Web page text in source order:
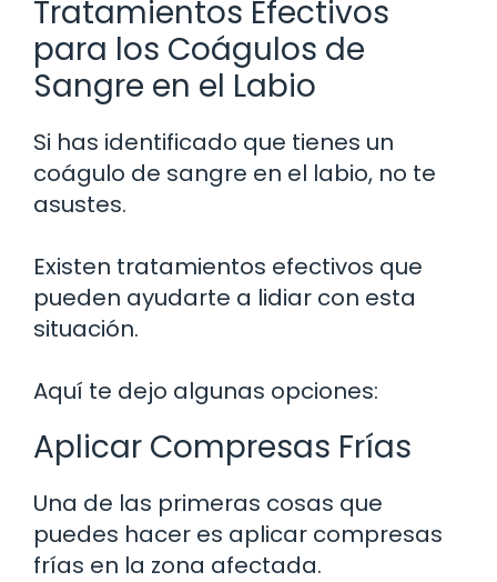
Tratamientos Efectivos
para los Coágulos de
Sangre en el Labio
Si has identificado que tienes un
coágulo de sangre en el labio, no te
asustes.
Existen tratamientos efectivos que
pueden ayudarte a lidiar con esta
situación.
Aquí te dejo algunas opciones:
Aplicar Compresas Frías
Una de las primeras cosas que
puedes hacer es aplicar compresas
frías en la zona afectada.